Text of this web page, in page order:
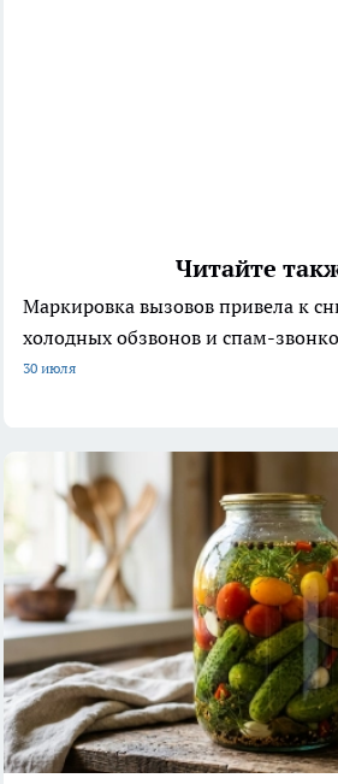
Читайте
Маркировка вызовов привела к
холодных обзвонов и спам-
30 июля